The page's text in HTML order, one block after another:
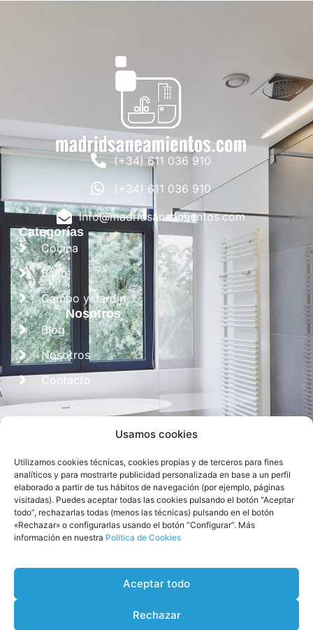
Usamos cookies
Utilizamos cookies técnicas, cookies propias y de terceros para fines
analíticos y para mostrarte publicidad personalizada en base a un perfil
elaborado a partir de tus hábitos de navegación (por ejemplo, páginas
visitadas). Puedes aceptar todas las cookies pulsando el botón “Aceptar
todo”, rechazarlas todas (menos las técnicas) pulsando en el botón
«Rechazar» o configurarlas usando el botón “Configurar”. Más
información en nuestra Política de Cookies
Aceptar todo
Rechazar
(+34) 611 036 910
(+34) 611 036 910
info@madridsaneamientos.com
Categorías
Cocina
Baño
Campo y Jardín
Nosotros
Blog
Nosotros
Contacto
Diseñado porCROS Solutions